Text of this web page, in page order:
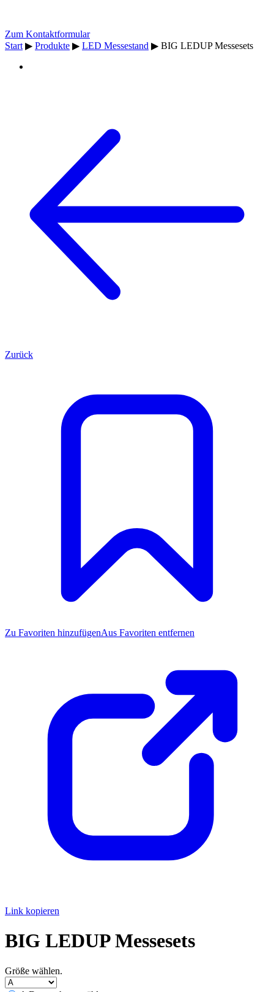
Zum Kontaktformular
Start ▶ Produkte ▶ LED Messestand ▶ BIG LEDUP Messesets
Zurück
Zu Favoriten hinzufügenAus Favoriten entfernen
Link kopieren
BIG LEDUP Messesets
Größe wählen.